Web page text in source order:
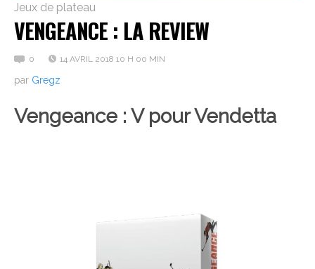
Jeux de plateau
VENGEANCE : LA REVIEW
0 14 AVRIL 2018 10 H 00 MIN
par Gregz
Vengeance : V pour Vendetta